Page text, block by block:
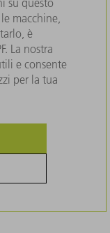
su questo
macchine,
è
La nostra
e consente
per la tua